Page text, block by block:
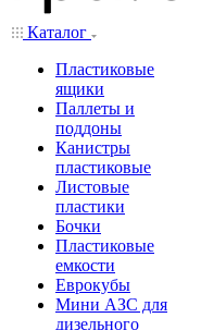
Каталог
Пластиковые
ящики
Паллеты и
поддоны
Канистры
пластиковые
Листовые
пластики
Бочки
Пластиковые
емкости
Еврокубы
Мини АЗС для
дизельного